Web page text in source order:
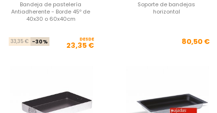
Bandeja de pastelería
Antiadherente - Borde 45º de
40x30 o 60x40cm
Precio base
33,35 € -30% Precio
DESDE
23,35 €
Soporte de bandejas
horizontal
80,50 €